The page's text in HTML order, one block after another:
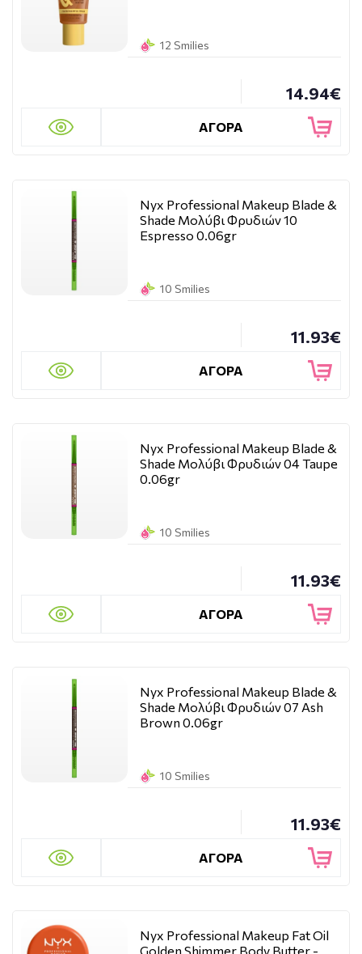
12 Smilies
14.94€
ΑΓΟΡΑ
Nyx Professional Makeup Blade &
Shade Μολύβι Φρυδιών 10
Espresso 0.06gr
10 Smilies
11.93€
ΑΓΟΡΑ
Nyx Professional Makeup Blade &
Shade Μολύβι Φρυδιών 04 Taupe
0.06gr
10 Smilies
11.93€
ΑΓΟΡΑ
Nyx Professional Makeup Blade &
Shade Μολύβι Φρυδιών 07 Ash
Brown 0.06gr
10 Smilies
11.93€
ΑΓΟΡΑ
Nyx Professional Makeup Fat Oil
Golden Shimmer Body Butter -